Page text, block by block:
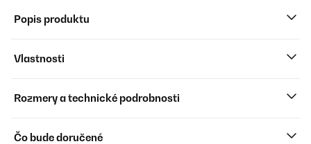
Popis produktu
Vlastnosti
Rozmery a technické podrobnosti
Čo bude doručené